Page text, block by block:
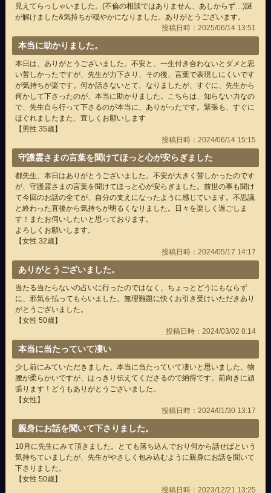
見えてらっしゃいました。(不倫の相談ではありません、あしからず…)謎
が解けました&気持ちが穏やかになりました。ありがとうございます。
投稿日時：2025/06/14 13:51
本当に助かりました。
本日は、ありがとうございました。不安と、一生付き合わないとダメと思
い苦しかったですが、先生が力下さり、その後、言葉で表現しにくいです
が気持ちが楽です。何か話さないとて、なりましたが、すぐに、先生から
何かして下さったのが、本当に助かりました。こちらは、知らない力なの
で、先生自ら行って下さるのが本当に、ありがったです。緊張も、すぐに
ほぐれましたまた、宜しくお願いします
【男性 35歳】
投稿日時：2024/06/14 15:15
守護霊さまの言葉を聞けてほっと心が安らぎました
都先生、本日はありがとうございました。不安が大きく苦しかったのです
が、守護霊さまの言葉を聞けてほっと心が安らぎました。前世の事も聞け
て今回のお話の全てが、自分の支えになったように感じています。不思議
と終わった直後から気持ちが明るくなりました。日々を楽しく過ごしま
す！またお伺いしたいと思っております。
よろしくお願いします。
【女性 32歳】
投稿日時：2024/05/17 14:17
ありがとうございました。
当たる当たらないの占いに行ったのではなく、ちょっとどうにもならず
に、邪気を払ってもらいました。無理難題に快くお引き受けいただきあり
がとうございました。
【女性 50歳】
投稿日時：2024/03/02 8:14
本当に当たっていて凄い
少し前にみていただきました。本当に当たっていて凄いと思いました。物
腰が柔らかいですが、はっきり伝えてくださるので納得です。前向きに頑
張ります！どうもありがとうございました。
【女性】
投稿日時：2024/01/30 13:17
親身にお話を聞いて下さりました。
10月に先生にみて頂きました。とても落ち込んでおり何から話せばという
気持ちていましたが、先生がやさしく包み込むように親身にお話を聞いて
下さりました。
【女性 50歳】
投稿日時：2023/12/21 13:25